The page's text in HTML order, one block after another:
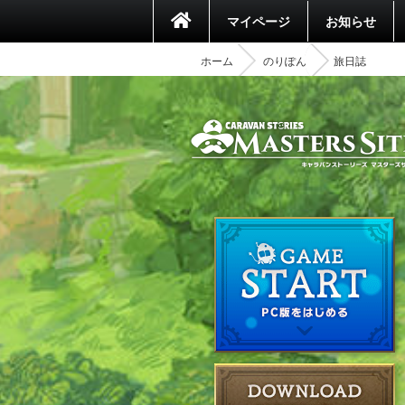
マイページ お知らせ
ホーム のりぽん 旅日誌